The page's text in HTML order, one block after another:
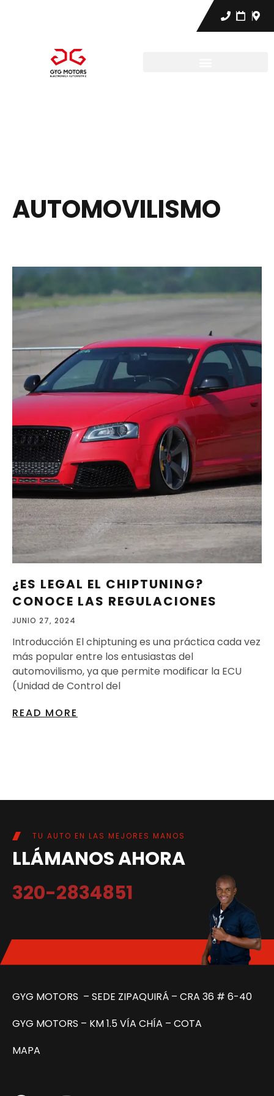
AUTOMOVILISMO
¿ES LEGAL EL CHIPTUNING?
CONOCE LAS REGULACIONES
JUNIO 27, 2024
Introducción El chiptuning es una práctica cada vez
más popular entre los entusiastas del
automovilismo, ya que permite modificar la ECU
(Unidad de Control del
READ MORE
TU AUTO EN LAS MEJORES MANOS
LLÁMANOS AHORA
320-2834851
GYG MOTORS – SEDE ZIPAQUIRÁ – CRA 36 # 6-40
GYG MOTORS – KM 1.5 VÍA CHÍA – COTA
MAPA